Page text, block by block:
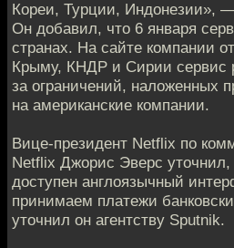
Кореи, Турции, Индонезии»,
Он добавил, что 6 января
странах. На сайте компании
Крыму, КНДР и Сирии сервис
за ограничений, наложенных
на американские компании.
Вице-президент Netflix по
Netflix Джорис Эверс уточнил,
доступен англоязычный
принимаем платежи
уточнил он агентству Sputnik.